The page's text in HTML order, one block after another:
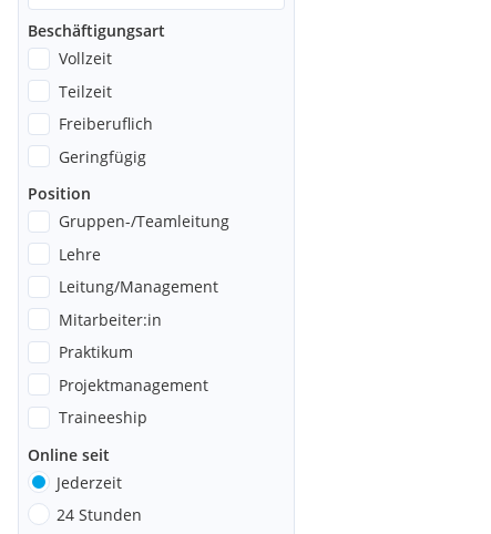
Beschäftigungsart
Vollzeit
Teilzeit
Freiberuflich
Geringfügig
Position
Gruppen-/Teamleitung
Lehre
Leitung/Management
Mitarbeiter:in
Praktikum
Projektmanagement
Traineeship
Online seit
Jederzeit
24 Stunden